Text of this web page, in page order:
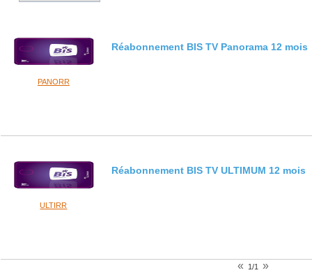
PANORR
Réabonnement BIS TV Panorama 12 mois
ULTIRR
Réabonnement BIS TV ULTIMUM 12 mois
« 1/1»